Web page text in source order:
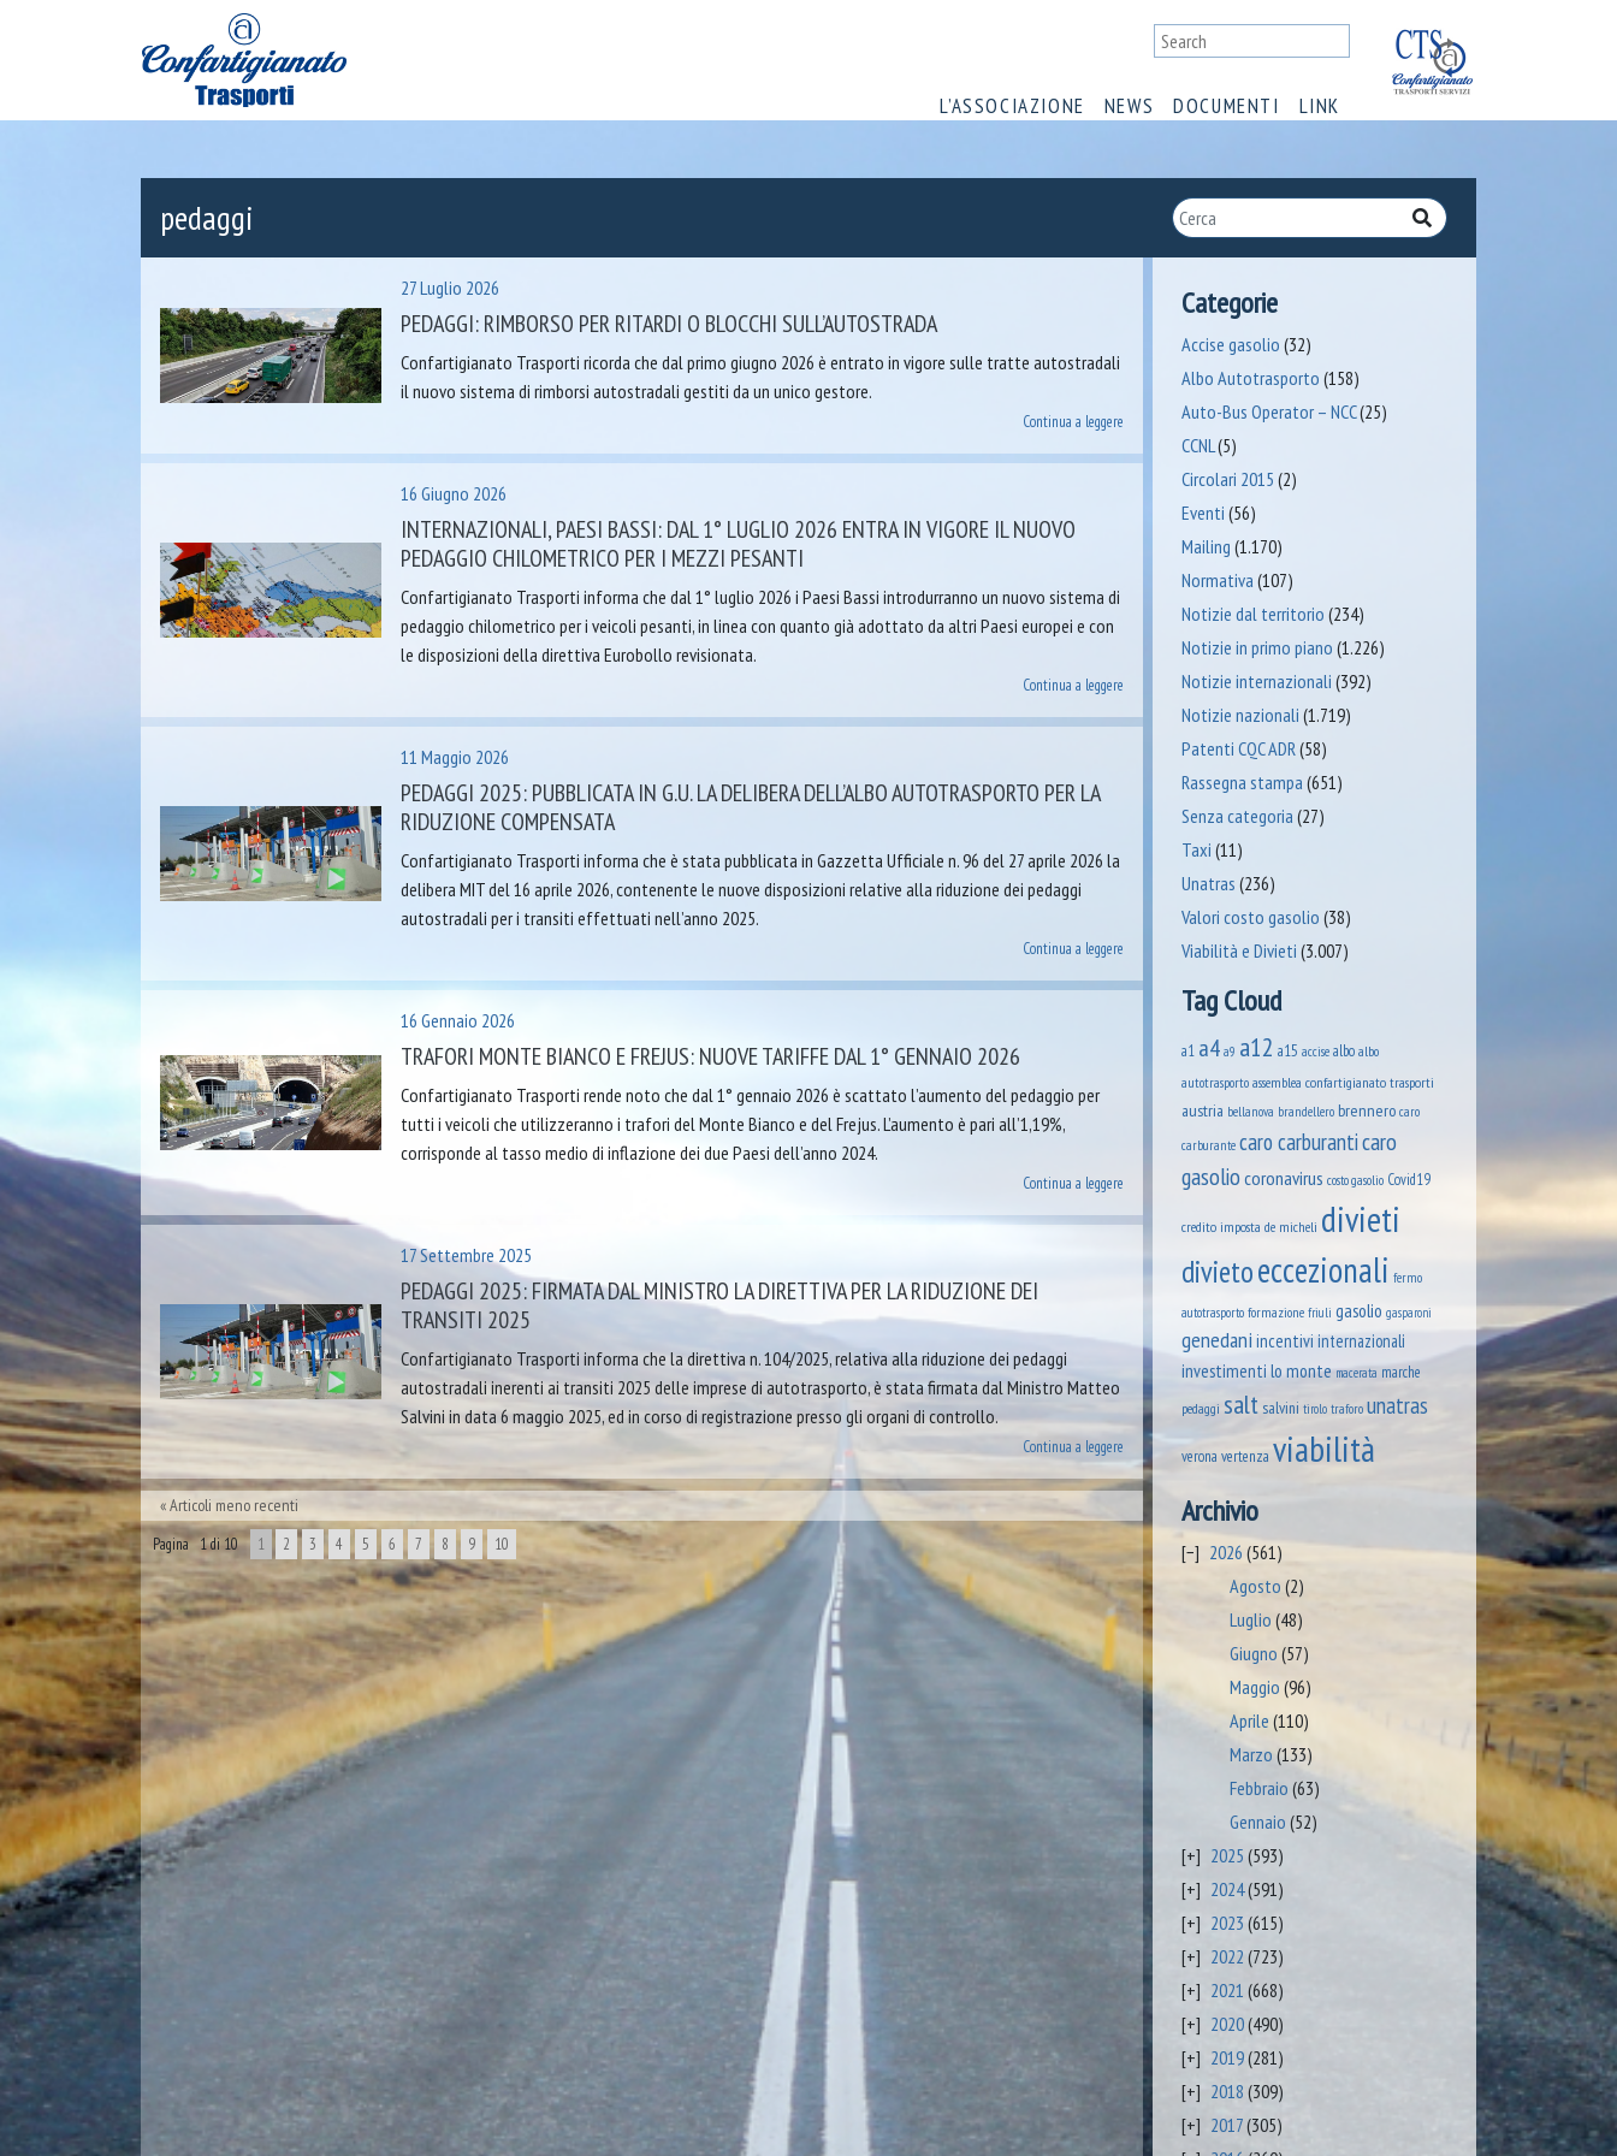
L’ASSOCIAZIONE NEWS DOCUMENTI LINK
pedaggi
27 Luglio 2026
PEDAGGI: RIMBORSO PER RITARDI O BLOCCHI SULL’AUTOSTRADA
Confartigianato Trasporti ricorda che dal primo giugno 2026 è entrato in vigore sulle tratte autostradali
il nuovo sistema di rimborsi autostradali gestiti da un unico gestore.
Continua a leggere
16 Giugno 2026
INTERNAZIONALI, PAESI BASSI: DAL 1° LUGLIO 2026 ENTRA IN VIGORE IL NUOVO
PEDAGGIO CHILOMETRICO PER I MEZZI PESANTI
Confartigianato Trasporti informa che dal 1° luglio 2026 i Paesi Bassi introdurranno un nuovo sistema di
pedaggio chilometrico per i veicoli pesanti, in linea con quanto già adottato da altri Paesi europei e con
le disposizioni della direttiva Eurobollo revisionata.
Continua a leggere
11 Maggio 2026
PEDAGGI 2025: PUBBLICATA IN G.U. LA DELIBERA DELL’ALBO AUTOTRASPORTO PER LA
RIDUZIONE COMPENSATA
Confartigianato Trasporti informa che è stata pubblicata in Gazzetta Ufficiale n. 96 del 27 aprile 2026 la
delibera MIT del 16 aprile 2026, contenente le nuove disposizioni relative alla riduzione dei pedaggi
autostradali per i transiti effettuati nell’anno 2025.
Continua a leggere
16 Gennaio 2026
TRAFORI MONTE BIANCO E FREJUS: NUOVE TARIFFE DAL 1° GENNAIO 2026
Confartigianato Trasporti rende noto che dal 1° gennaio 2026 è scattato l’aumento del pedaggio per
tutti i veicoli che utilizzeranno i trafori del Monte Bianco e del Frejus. L’aumento è pari all’1,19%,
corrisponde al tasso medio di inflazione dei due Paesi dell’anno 2024.
Continua a leggere
17 Settembre 2025
PEDAGGI 2025: FIRMATA DAL MINISTRO LA DIRETTIVA PER LA RIDUZIONE DEI
TRANSITI 2025
Confartigianato Trasporti informa che la direttiva n. 104/2025, relativa alla riduzione dei pedaggi
autostradali inerenti ai transiti 2025 delle imprese di autotrasporto, è stata firmata dal Ministro Matteo
Salvini in data 6 maggio 2025, ed in corso di registrazione presso gli organi di controllo.
Continua a leggere
Articoli meno recenti
Pagina 1 di 10 1 2 3 4 5 6 7 8 9 10
Categorie
Accise gasolio (32)
Albo Autotrasporto (158)
Auto-Bus Operator – NCC(25)
CCNL(5)
Circolari 2015 (2)
Eventi (56)
Mailing (1.170)
Normativa (107)
Notizie dal territorio (234)
Notizie in primo piano (1.226)
Notizie internazionali (392)
Notizie nazionali (1.719)
Patenti CQC ADR(58)
Rassegna stampa (651)
Senza categoria (27)
Taxi (11)
Unatras (236)
Valori costo gasolio (38)
Viabilità e Divieti (3.007)
Tag Cloud
a1 a4 a9 a12 a15 accise albo albo
autotrasporto assemblea confartigianato trasporti
austria bellanova brandellero brennero caro
carburante caro carburanticaro
gasoliocoronavirus costo gasolio Covid19
credito imposta de micheli divieti
divietoeccezionali fermo
autotrasporto formazione friuli gasolio gasparoni
genedani incentivi internazionali
investimenti lo monte macerata marche
pedaggi saltsalvini tirolo traforo unatras
verona vertenza viabilità
Archivio
2026 (561)
Agosto (2)
Luglio (48)
Giugno (57)
Maggio (96)
Aprile (110)
Marzo (133)
Febbraio (63)
Gennaio (52)
2025 (593)
2024(591)
2023 (615)
2022 (723)
2021 (668)
2020(490)
2019(281)
2018 (309)
2017(305)